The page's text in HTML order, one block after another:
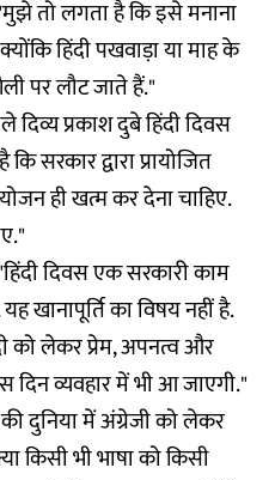
तो लगता है कि इसे मनाना
हिंदी पखवाड़ा या माह के
पर लौट जाते हैं."
प्रकाश दुबे हिंदी दिवस
सरकार द्वारा प्रायोजित
ही खत्म कर देना चाहिए.
दिवस एक सरकारी काम
खानापूर्ति का विषय नहीं है.
को लेकर प्रेम, अपनत्व और
दिन व्यवहार में भी आ जाएगी."
दुनिया में अंग्रेजी को लेकर
किसी भी भाषा को किसी